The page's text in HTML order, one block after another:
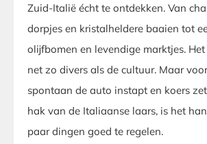
Zuid-Italië écht te ontdekken. Van
dorpjes en kristalheldere baaien tot
olijfbomen en levendige marktjes.
net zo divers als de cultuur. Maar
spontaan de auto instapt en koers
hak van de Italiaanse laars, is het
paar dingen goed te regelen.